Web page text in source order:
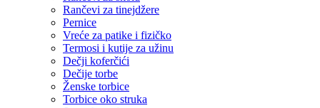
Rančevi za tinejdžere
Pernice
Vreće za patike i fizičko
Termosi i kutije za užinu
Dečji koferčići
Dečije torbe
Ženske torbice
Torbice oko struka